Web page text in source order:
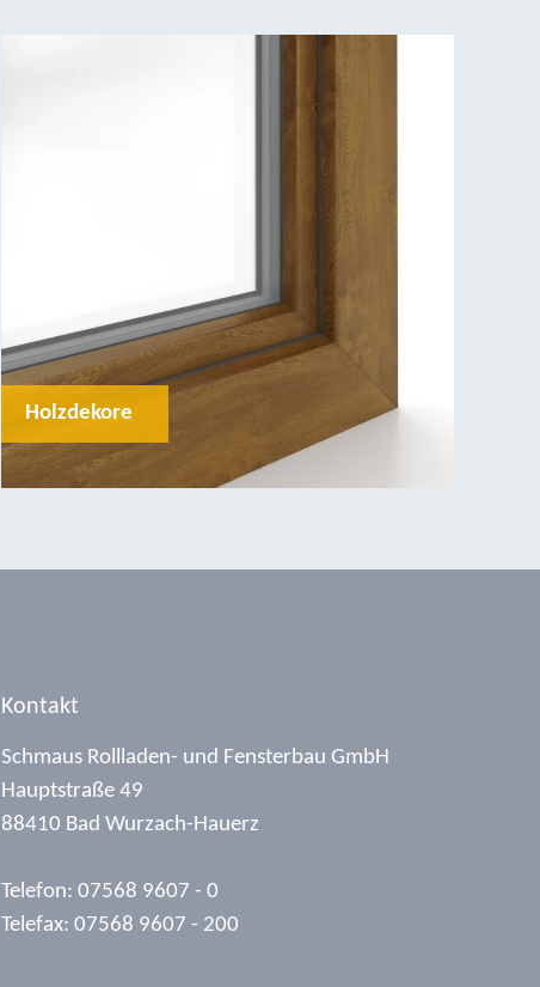
Holzdekore
Kontakt
Schmaus Rollladen- und Fensterbau GmbH
Hauptstraße 49
88410 Bad Wurzach-Hauerz
Telefon: 07568 9607 - 0
Telefax: 07568 9607 - 200